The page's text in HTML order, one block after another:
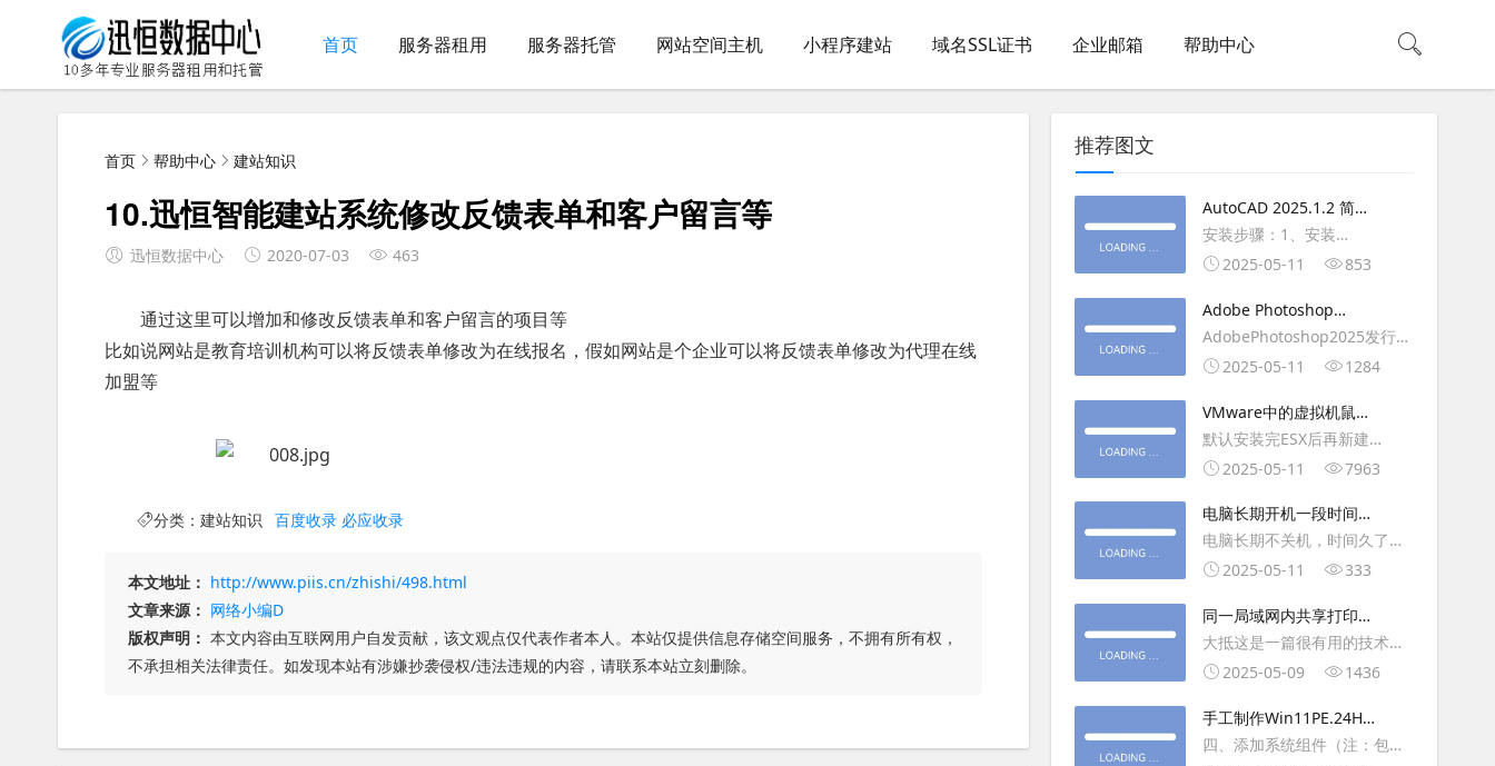
首页 服务器租用 服务器托管 网站空间主机 小程序建站 域名SSL证书 企业邮箱 帮助中心
首页 帮助中心 建站知识
10.迅恒智能建站系统修改反馈表单和客户留言等
迅恒数据中心 2020-07-03 463
通过这里可以增加和修改反馈表单和客户留言的项目等
比如说网站是教育培训机构可以将反馈表单修改为在线报名，假如网站是个企业可以将反馈表单修改为代理在线
加盟等
分类： 建站知识 百度收录 必应收录
本文地址： http://www.piis.cn/zhishi/498.html
文章来源： 网络小编D
版权声明： 本文内容由互联网用户自发贡献，该文观点仅代表作者本人。本站仅提供信息存储空间服务，不拥有所有权，
不承担相关法律责任。如发现本站有涉嫌抄袭侵权/违法违规的内容，请联系本站立刻删除。
推荐图文
AutoCAD 2025.1.2 简体
中文版（64位）破解版下
载
安装步骤：1、安装
AutoCAD_2025.1.2_Update3、
复制Crack里面的文件到
AutoCAD安装目录里，覆盖同
名文件4、完最低
2025-05-11 853
Adobe Photoshop
2025（v26.6.1）多语言
破解版下载
AdobePhotoshop2025发行
年：2025版本：26.6.1.7开发
平台：WindowsX64界面语
言：英语/匈牙利/匈牙利/越南/
荷兰/印尼/西班牙/西班牙语/意
大利
2025-05-11 1284
VMware中的虚拟机鼠标
移动缓慢,VMware虚拟机
卡顿慢,鼠标移动卡顿问题
默认安装完ESX后再新建
WINDOWS虚拟主机，如
操作虚拟主机，鼠标会非常
钝，这是因为虚拟机没有鼠标
驱动，通过安装vmwaretool后
就可以解决此问
2025-05-11 7963
电脑长期开机一段时间就
卡顿怎么处理
电脑长期不关机，时间久了就
会一直卡，CPU和内存都没占
久，打开任务管理器5秒钟。一
般重启下电脑就可以了或重启
下资源管理器(explorer.exe进
程).
2025-05-11 333
同一局域网内共享打印机
的连接及相关问题解决方
法
大抵这是一篇很有用的技术教
程文章吧！涉及的内容普遍而
不自觉地点赞收藏吧~包含内容
有：共享前的准备工作在设置
2025-05-09 1436
手工制作Win11PE.24H2
LTSC2024详细教程2
四、添加系统组件（注：包含